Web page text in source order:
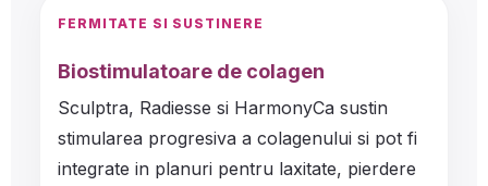
FERMITATE SI SUSTINERE
Biostimulatoare de colagen
Sculptra, Radiesse si HarmonyCa sustin
stimularea progresiva a colagenului si pot fi
integrate in planuri pentru laxitate, pierdere